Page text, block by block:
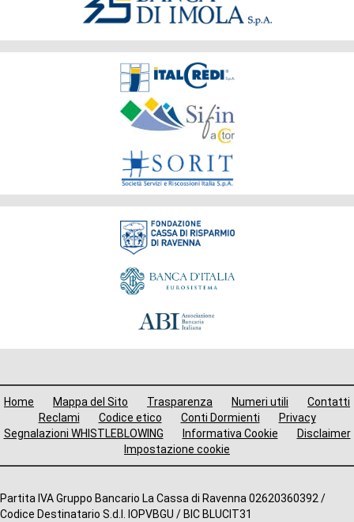
Fondazione
Home Mappa del Sito Trasparenza Numeri utili
Contatti
Reclami
Codice etico Conti Dormienti
Privacy
Segnalazioni WHISTLEBLOWING
Informativa Cookie
Disclaimer
Impostazione cookie
Altre
Partita IVA Gruppo Bancario La Cassa di Ravenna 02620360392 /
Codice Destinatario S.d.I. IOPVBGU / BIC BLUCIT31